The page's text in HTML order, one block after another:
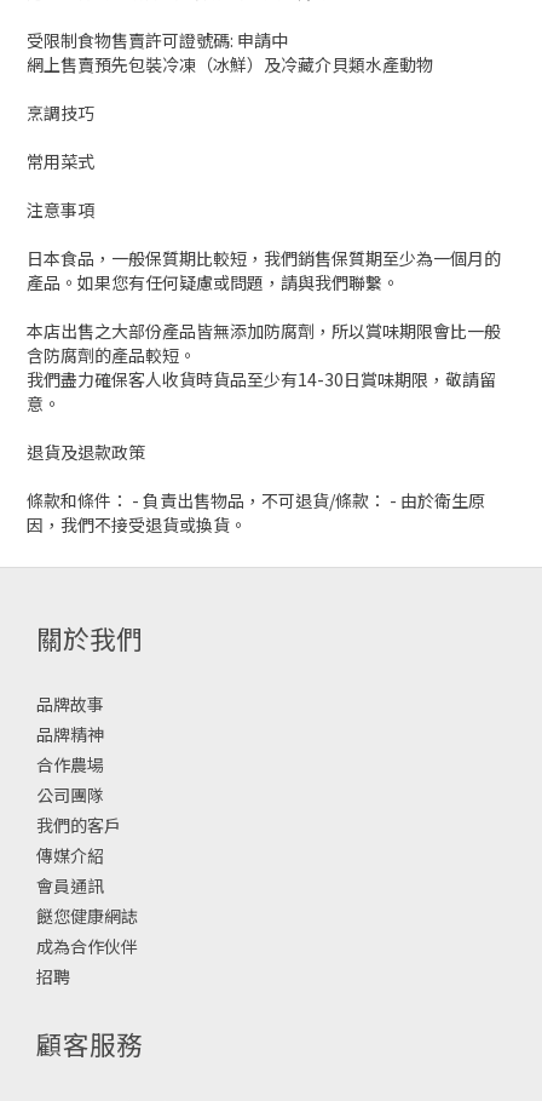
受限制食物售賣許可證號碼: 申請中
網上售賣預先包裝冷凍（冰鮮）及冷藏介貝類水產動物
烹調技巧
常用菜式
注意事項
日本食品，一般保質期比較短，我們銷售保質期至少為一個月的
產品。如果您有任何疑慮或問題，請與我們聯繫。
本店出售之大部份產品皆無添加防腐劑，所以賞味期限會比一般
含防腐劑的產品較短。
我們盡力確保客人收貨時貨品至少有14-30日賞味期限，敬請留
意。
退貨及退款政策
條款和條件： - 負責出售物品，不可退貨/條款： - 由於衛生原
因，我們不接受退貨或換貨。
關於我們
品牌故事
品牌精神
合作農場
公司團隊
我們的客戶
傳媒介紹
會員通訊
餸您健康網誌
成為合作伙伴
招聘
顧客服務